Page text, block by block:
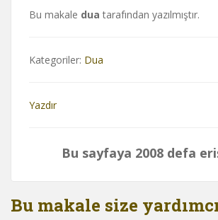
Bu makale dua tarafından yazılmıştır.
Kategoriler: Dua
Yazdır
Bu sayfaya 2008 defa
Bu makale size